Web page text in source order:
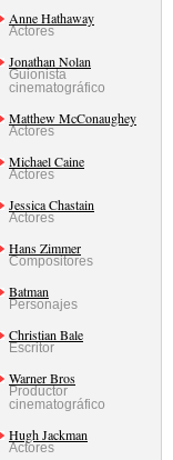
Anne Hathaway
Actores
Jonathan Nolan
Guionista
cinematográfico
Matthew McConaughey
Actores
Michael Caine
Actores
Jessica Chastain
Actores
Hans Zimmer
Compositores
Batman
Personajes
Christian Bale
Escritor
Warner Bros
Productor
cinematográfico
Hugh Jackman
Actores